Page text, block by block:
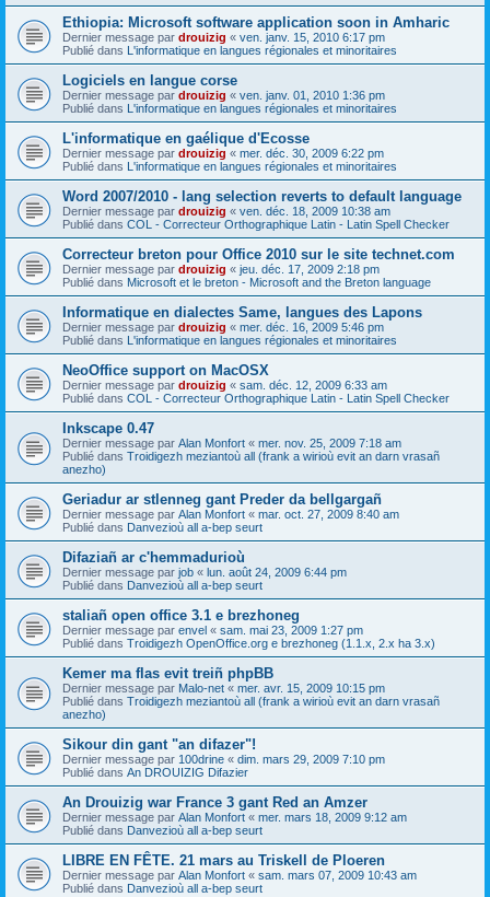
Ethiopia: Microsoft software application soon in Amharic
Dernier message par drouizig « ven. janv. 15, 2010 6:17 pm
Publié dans L'informatique en langues régionales et minoritaires
Logiciels en langue corse
Dernier message par drouizig « ven. janv. 01, 2010 1:36 pm
Publié dans L'informatique en langues régionales et minoritaires
L'informatique en gaélique d'Ecosse
Dernier message par drouizig « mer. déc. 30, 2009 6:22 pm
Publié dans L'informatique en langues régionales et minoritaires
Word 2007/2010 - lang selection reverts to default language
Dernier message par drouizig « ven. déc. 18, 2009 10:38 am
Publié dans COL - Correcteur Orthographique Latin - Latin Spell Checker
Correcteur breton pour Office 2010 sur le site technet.com
Dernier message par drouizig « jeu. déc. 17, 2009 2:18 pm
Publié dans Microsoft et le breton - Microsoft and the Breton language
Informatique en dialectes Same, langues des Lapons
Dernier message par drouizig « mer. déc. 16, 2009 5:46 pm
Publié dans L'informatique en langues régionales et minoritaires
NeoOffice support on MacOSX
Dernier message par drouizig « sam. déc. 12, 2009 6:33 am
Publié dans COL - Correcteur Orthographique Latin - Latin Spell Checker
Inkscape 0.47
Dernier message par Alan Monfort « mer. nov. 25, 2009 7:18 am
Publié dans Troidigezh meziantoù all (frank a wirioù evit an darn vrasañ
anezho)
Geriadur ar stlenneg gant Preder da bellgargañ
Dernier message par Alan Monfort « mar. oct. 27, 2009 8:40 am
Publié dans Danvezioù all a-bep seurt
Difaziañ ar c'hemmadurioù
Dernier message par job « lun. août 24, 2009 6:44 pm
Publié dans Danvezioù all a-bep seurt
staliañ open office 3.1 e brezhoneg
Dernier message par envel « sam. mai 23, 2009 1:27 pm
Publié dans Troidigezh OpenOffice.org e brezhoneg (1.1.x, 2.x ha 3.x)
Kemer ma flas evit treiñ phpBB
Dernier message par Malo-net « mer. avr. 15, 2009 10:15 pm
Publié dans Troidigezh meziantoù all (frank a wirioù evit an darn vrasañ
anezho)
Sikour din gant "an difazer"!
Dernier message par 100drine « dim. mars 29, 2009 7:10 pm
Publié dans An DROUIZIG Difazier
An Drouizig war France 3 gant Red an Amzer
Dernier message par Alan Monfort « mer. mars 18, 2009 9:12 am
Publié dans Danvezioù all a-bep seurt
LIBRE EN FÊTE. 21 mars au Triskell de Ploeren
Dernier message par Alan Monfort « sam. mars 07, 2009 10:43 am
Publié dans Danvezioù all a-bep seurt